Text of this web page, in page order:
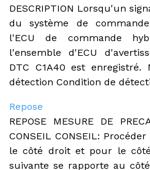
DESCRIPTION Lorsqu'un
du système de
l'ECU de commande
l'ensemble d'ECU
DTC C1A40 est
détection Condition de
Repose
REPOSE MESURE DE
CONSEIL CONSEIL:
le côté droit et pour le
suivante se rapporte au côté